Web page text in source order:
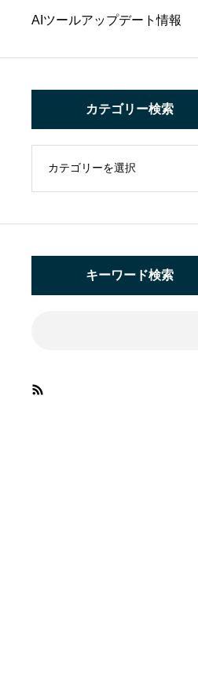
AIツールアップデート情報
カテゴリー検索
キーワード検索